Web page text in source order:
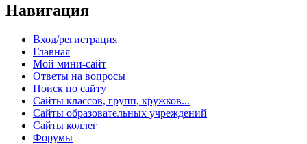
Навигация
Вход/регистрация
Главная
Мой мини-сайт
Ответы на вопросы
Поиск по сайту
Сайты классов, групп, кружков...
Сайты образовательных учреждений
Сайты коллег
Форумы